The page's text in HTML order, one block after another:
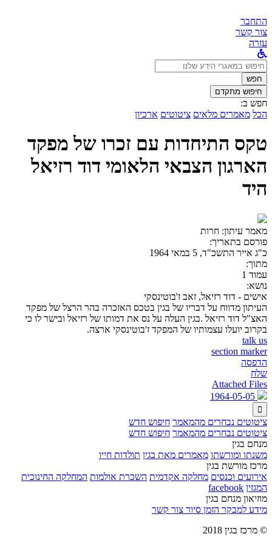
התחבר
צור קשר
עזרה
לחפש
ב:חפש
חיפוש מתקדם
חפש ב:
הכל מאמרים מלאים ציטוטים ארכיון
טקס התיחדות עם זכרו של מפקד
הארגון הצבאי הלאומי דוד רזיאל
היד
מאמר עיתון: חרות
פורסם בתאריך:
כ"ג אייר התשכ"ד, 5 במאי 1964
מתוך:
עמוד 1
נושא:
אישים - דוד רזיאל, זאב ז'בוטינסקי
העיתון מדווח על דבריו של בגין בטכס האזכרה בהר הרצל של מפקד
האצ"ל דוד רזיאל .בגין העלה על נס את דמותו של רזיאל ובישר לו כי
בקרוב יועלו עצמותיו של המפקד ז'בוטינסקי ארצה.
talk us
section marker
הדפסה
שלח
Attached Files

ציטוטים נבחרים מהמאמר חיפוש חדש
ציטוטים נבחרים מהמאמר חיפוש חדש
מנחם בגין
משנתו ומורשתו מאמרים מאת בגין תולדות חייו
מרכז מורשת בגין
אירועים וכנסים מחלקה אקדמית השכרת אולמות המחלקה החינוכית
המגזין facebook
מוזיאון מנחם בגין
מידע למבקר הזמן סיור צור קשר
© מרכז בגין 2018